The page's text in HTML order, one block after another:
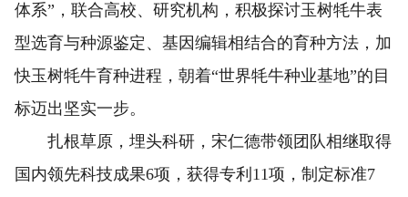
体系”，联合高校、研究机构，积极探讨玉树牦牛表
型选育与种源鉴定、基因编辑相结合的育种方法，加
快玉树牦牛育种进程，朝着“世界牦牛种业基地”的目
标迈出坚实一步。
扎根草原，埋头科研，宋仁德带领团队相继取得
国内领先科技成果6项，获得专利11项，制定标准7